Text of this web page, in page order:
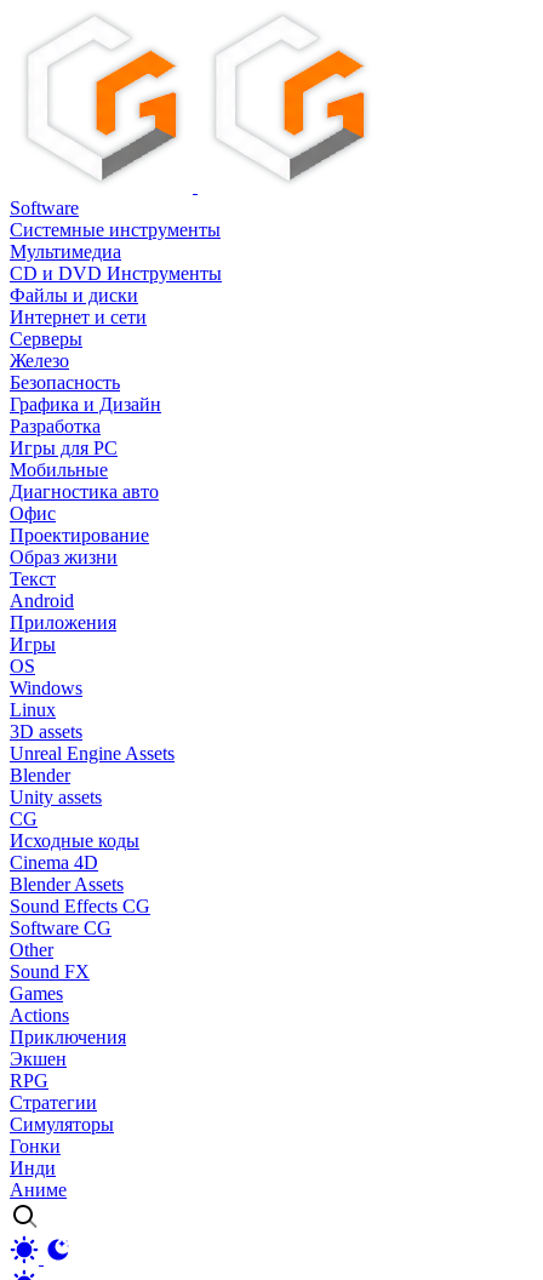
Software
Системные инструменты
Мультимедиа
CD и DVD Инструменты
Файлы и диски
Интернет и сети
Серверы
Железо
Безопасность
Графика и Дизайн
Разработка
Игры для PC
Мобильные
Диагностика авто
Офис
Проектирование
Образ жизни
Текст
Android
Приложения
Игры
OS
Windows
Linux
3D assets
Unreal Engine Assets
Blender
Unity assets
CG
Исходные коды
Cinema 4D
Blender Assets
Sound Effects CG
Software CG
Other
Sound FX
Games
Actions
Приключения
Экшен
RPG
Стратегии
Симуляторы
Гонки
Инди
Аниме